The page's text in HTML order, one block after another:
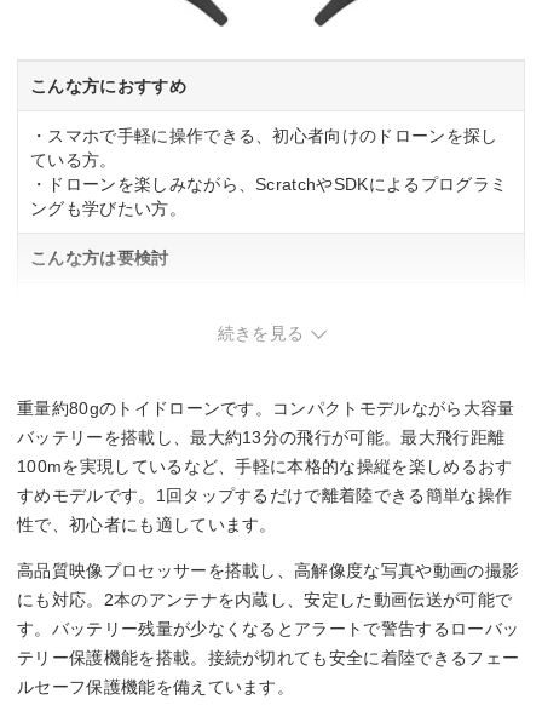
こんな方におすすめ
・スマホで手軽に操作できる、初心者向けのドローンを探し
ている方。
・ドローンを楽しみながら、ScratchやSDKによるプログラミ
ングも学びたい方。
こんな方は要検討
続きを見る
重量約80gのトイドローンです。コンパクトモデルながら大容量
バッテリーを搭載し、最大約13分の飛行が可能。最大飛行距離
100mを実現しているなど、手軽に本格的な操縦を楽しめるおす
すめモデルです。1回タップするだけで離着陸できる簡単な操作
性で、初心者にも適しています。
高品質映像プロセッサーを搭載し、高解像度な写真や動画の撮影
にも対応。2本のアンテナを内蔵し、安定した動画伝送が可能で
す。バッテリー残量が少なくなるとアラートで警告するローバッ
テリー保護機能を搭載。接続が切れても安全に着陸できるフェー
ルセーフ保護機能を備えています。